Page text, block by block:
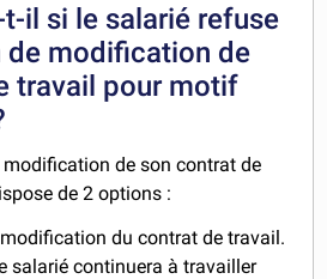
t-il si le salarié refuse
de modification de
travail pour motif
de son contrat de
de 2 options :
du contrat de travail.
salarié continuera à travailler